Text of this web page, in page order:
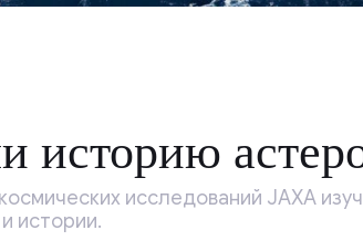
историю
исследований JAXA
истории.